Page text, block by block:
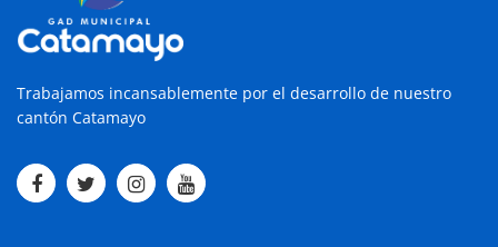
Trabajamos incansablemente por el desarrollo de nuestro
cantón Catamayo